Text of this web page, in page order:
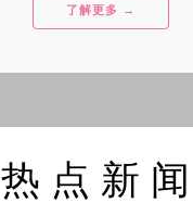
了解更多 →
热点新闻